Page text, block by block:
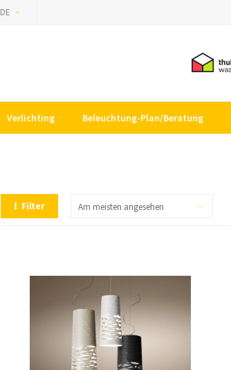
DE
Verlichting Beleuchtung-Plan/Beratung
Filter Am meisten angesehen